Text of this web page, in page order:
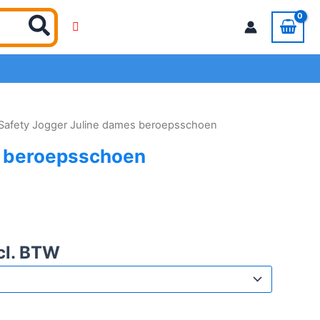
Jogger Juline dames beroepsschoen
BTW